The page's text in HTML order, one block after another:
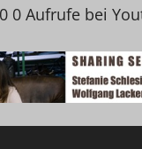
0 Aufrufe bei